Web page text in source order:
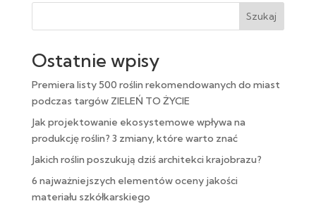
Szukaj
Ostatnie wpisy
Premiera listy 500 roślin rekomendowanych do miast
podczas targów ZIELEŃ TO ŻYCIE
Jak projektowanie ekosystemowe wpływa na
produkcję roślin? 3 zmiany, które warto znać
Jakich roślin poszukują dziś architekci krajobrazu?
6 najważniejszych elementów oceny jakości
materiału szkółkarskiego